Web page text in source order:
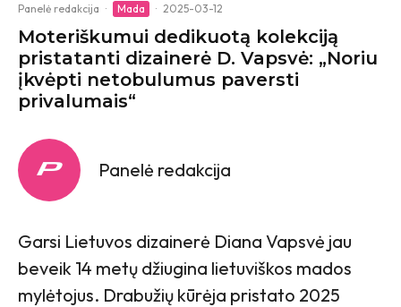
Panelė redakcija · Mada · 2025-03-12
Moteriškumui dedikuotą kolekciją
pristatanti dizainerė D. Vapsvė: „Noriu
įkvėpti netobulumus paversti
privalumais“
Panelė redakcija
Garsi Lietuvos dizainerė Diana Vapsvė jau
beveik 14 metų džiugina lietuviškos mados
mylėtojus. Drabužių kūrėja pristato 2025